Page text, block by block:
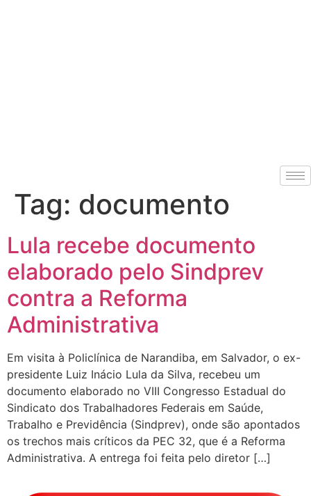
Tag: documento
Lula recebe documento
elaborado pelo Sindprev
contra a Reforma
Administrativa
Em visita à Policlínica de Narandiba, em Salvador, o ex-
presidente Luiz Inácio Lula da Silva, recebeu um
documento elaborado no VIII Congresso Estadual do
Sindicato dos Trabalhadores Federais em Saúde,
Trabalho e Previdência (Sindprev), onde são apontados
os trechos mais críticos da PEC 32, que é a Reforma
Administrativa. A entrega foi feita pelo diretor […]